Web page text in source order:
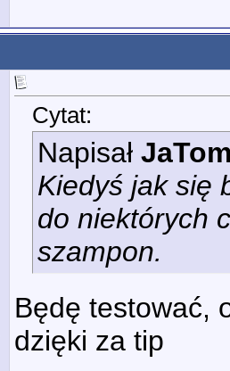
Cytat:
Napisał
Kiedyś jak się
do niektórych
szampon.
Będę testować,
dzięki za tip